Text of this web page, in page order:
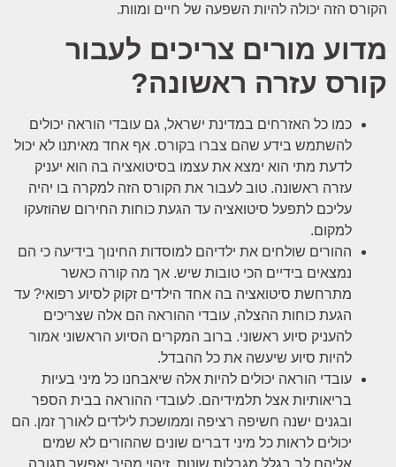
הקורס הזה יכולה להיות השפעה של חיים ומוות.
מדוע מורים צריכים לעבור
קורס עזרה ראשונה?
כמו כל האזרחים במדינת ישראל, גם עובדי הוראה יכולים
להשתמש בידע שהם צברו בקורס. אף אחד מאיתנו לא יכול
לדעת מתי הוא ימצא את עצמו בסיטואציה בה הוא יעניק
עזרה ראשונה. טוב לעבור את הקורס הזה למקרה בו יהיה
עליכם לתפעל סיטואציה עד הגעת כוחות החירום שהוזעקו
למקום.
ההורים שולחים את ילדיהם למוסדות החינוך בידיעה כי הם
נמצאים בידיים הכי טובות שיש. אך מה קורה כאשר
מתרחשת סיטואציה בה אחד הילדים זקוק לסיוע רפואי? עד
הגעת כוחות ההצלה, עובדי ההוראה הם אלה שצריכים
להעניק סיוע ראשוני. ברוב המקרים הסיוע הראשוני אמור
להיות סיוע שיעשה את כל ההבדל.
עובדי הוראה יכולים להיות אלה שיאבחנו כל מיני בעיות
בריאותיות אצל תלמידיהם. לעובדי ההוראה בבית הספר
ובגנים ישנה חשיפה רציפה וממושכת לילדים לאורך זמן. הם
יכולים לראות כל מיני דברים שונים שההורים לא שמים